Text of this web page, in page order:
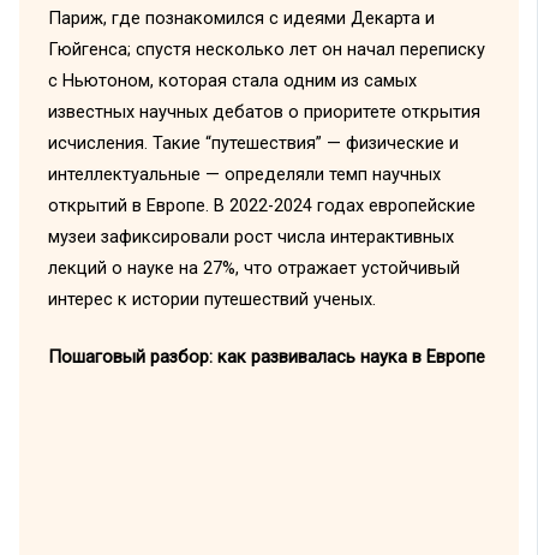
Париж, где познакомился с идеями Декарта и
Гюйгенса; спустя несколько лет он начал переписку
с Ньютоном, которая стала одним из самых
известных научных дебатов о приоритете открытия
исчисления. Такие “путешествия” — физические и
интеллектуальные — определяли темп научных
открытий в Европе. В 2022-2024 годах европейские
музеи зафиксировали рост числа интерактивных
лекций о науке на 27%, что отражает устойчивый
интерес к истории путешествий ученых.
Пошаговый разбор: как развивалась наука в Европе